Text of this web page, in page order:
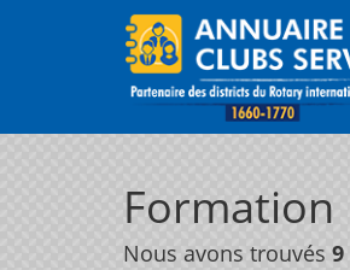
Formation
Nous avons trouvés 9